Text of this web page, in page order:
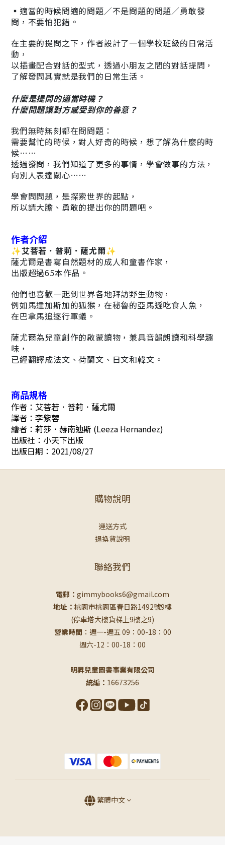
▪適當的時候問適的問題／不是問題的問題／勇敢發
問，不要怕犯錯。
在主要的提問之下，作者設計了一個學校班級的日常活
動，
以插畫配合對話的型式，透過小朋友之間的對話提問，
了解發問其實就是我們的日常生活。
什麼是提問的適當時機？
什麼問題讓對方感受到你的善意？
我們無時無刻都在問問題：
需要幫忙的時候，對人好奇的時候，想了解為什麼的時
候……
透過發問，我們知道了更多的事情，學會做事的方法，
向別人表達關心……
學會問問題，是探索世界的起點，
所以請大膽、勇敢的提出你的問題吧。
作者介紹
✨艾菩若．普莉．薩尤爾✨
薩尤爾是書寫自然題材的成人和童書作家，
出版超過65本作品。
他們也喜歡一起到世界各地拜訪野生動物，
例如馬達加斯加的狐猴，在秘魯的亞馬遜吃食人魚，
在巴拿馬追逐行軍蟻。
薩尤爾為兒童創作的啟蒙讀物，兼具音韻朗讀和科學趣
味，
已經翻譯成法文、荷蘭文、日文和韓文。
商品規格
作者：艾菩若．普莉．薩尤爾
譯者：李紫蓉
繪者：莉莎．赫南迪斯 (Leeza Hernandez)
出版社：小天下出版
出版日期：2021/08/27
購物說明
運送方式
退換貨說明
聯絡我們
電郵： gimmybooks6@gmail.com
地址： 桃園市桃園區春日路1492號9樓
(停車塔大樓貨梯上9樓之9)
營業時間 ：週一-週五 09：00-18：00
週六-12：00-18：00
明昇兒童圖書事業有限公司
統編： 16673256
繁體中文